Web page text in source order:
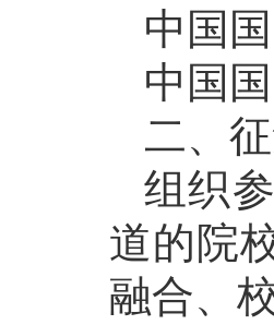
中国
中国
二、
组织
道的院
融合、